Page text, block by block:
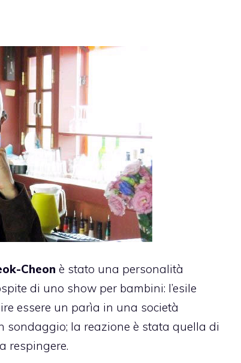
Cheon è stato una personalità
di uno show per bambini: l’esile
essere un parìa in una società
sondaggio; la reazione è stata quella di
respingere.